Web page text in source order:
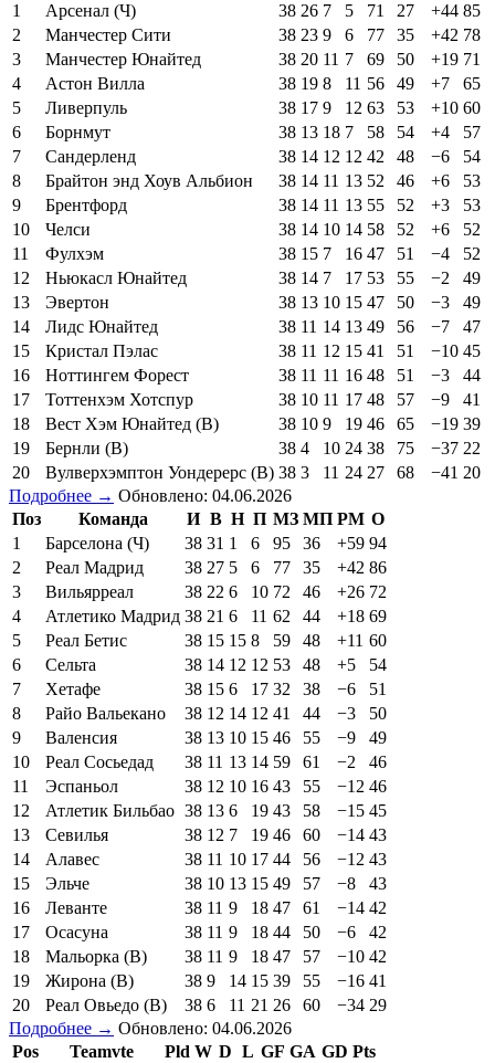
1 Арсенал (Ч) 38 26 7 5 71 27 +44 85
2
Манчестер Сити 38 23 9 6 77 35 +42 78
3
Манчестер Юнайтед 38 20 11 7 69 50 +19 71
4
Астон Вилла 38 19 8 11 56 49 +7
65
5
Ливерпуль 38 17 9 12 63 53 +10 60
6
Борнмут 38 13 18 7 58 54 +4
57
7
Сандерленд 38 14 12 12 42 48 −6
54
8
Брайтон энд Хоув Альбион 38 14 11 13 52 46 +6
53
9
Брентфорд 38 14 11 13 55 52 +3
53
10
Челси 38 14 10 14 58 52 +6
52
11
Фулхэм 38 15 7 16 47 51 −4
52
12
Ньюкасл Юнайтед 38 14 7 17 53 55 −2
49
13
Эвертон 38 13 10 15 47 50 −3
49
14
Лидс Юнайтед 38 11 14 13 49 56 −7
47
15
Кристал Пэлас 38 11 12 15 41 51 −10 45
16
Ноттингем Форест 38 11 11 16 48 51 −3
44
17
Тоттенхэм Хотспур 38 10 11 17 48 57 −9
41
18
Вест Хэм Юнайтед (В) 38 10 9 19 46 65 −19 39
19
Бернли (В) 38 4 10 24 38 75 −37 22
20
Вулверхэмптон Уондерерс (В) 38 3 11 24 27 68 −41 20
Подробнее → Обновлено: 04.06.2026
Поз
Команда И В Н П МЗ МП РМ О
1
Барселона (Ч) 38 31 1 6 95 36 +59 94
2
Реал Мадрид 38 27 5 6 77 35 +42 86
3
Вильярреал 38 22 6 10 72 46 +26 72
4
Атлетико Мадрид 38 21 6 11 62 44 +18 69
5
Реал Бетис 38 15 15 8 59 48 +11 60
6
Сельта 38 14 12 12 53 48 +5
54
7
Хетафе 38 15 6 17 32 38 −6
51
8
Райо Вальекано 38 12 14 12 41 44 −3
50
9
Валенсия 38 13 10 15 46 55 −9
49
10
Реал Сосьедад 38 11 13 14 59 61 −2
46
11
Эспаньол 38 12 10 16 43 55 −12 46
12
Атлетик Бильбао 38 13 6 19 43 58 −15 45
13
Севилья 38 12 7 19 46 60 −14 43
14
Алавес 38 11 10 17 44 56 −12 43
15
Эльче 38 10 13 15 49 57 −8
43
16
Леванте 38 11 9 18 47 61 −14 42
17
Осасуна 38 11 9 18 44 50 −6
42
18
Мальорка (В) 38 11 9 18 47 57 −10 42
19
Жирона (В) 38 9 14 15 39 55 −16 41
20
Реал Овьедо (В) 38 6 11 21 26 60 −34 29
Подробнее → Обновлено: 04.06.2026
Pos
Teamvte Pld W D L GF GA GD Pts